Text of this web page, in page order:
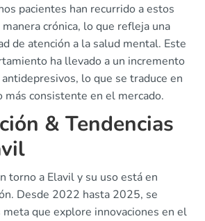
pacientes han recurrido a estos
crónica, lo que refleja una
de atención a la salud mental. Este
ha llevado a un incremento
lo que se traduce en
más consistente en el mercado.
& Tendencias
torno a Elavil y su uso está en
Desde 2022 hasta 2025, se
que explore innovaciones en el